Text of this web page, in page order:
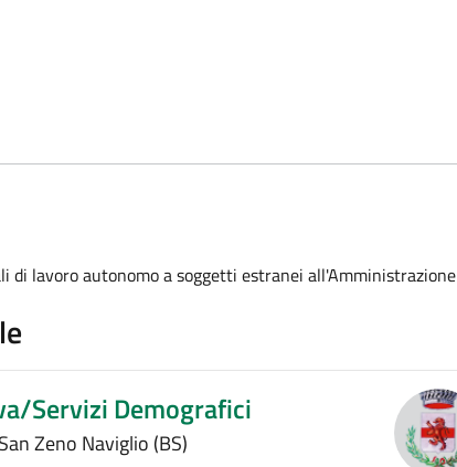
di lavoro autonomo a soggetti estranei all'Amministrazione
Servizi Demografici
Zeno Naviglio (BS)